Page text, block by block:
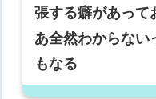
張する癖があっ
あ全然わからな
もなる